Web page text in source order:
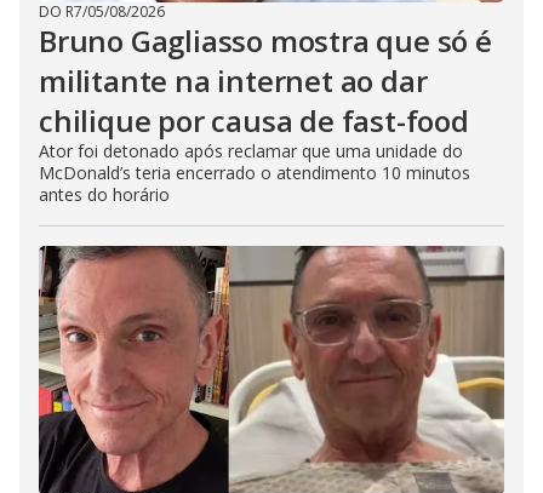
DO R7/05/08/2026
Bruno Gagliasso mostra que só é
militante na internet ao dar
chilique por causa de fast-food
Ator foi detonado após reclamar que uma unidade do
McDonald’s teria encerrado o atendimento 10 minutos
antes do horário